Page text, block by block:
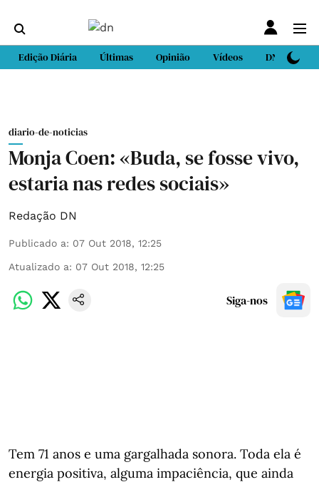
Edição Diária Últimas Opinião Vídeos DN Sport
diario-de-noticias
Monja Coen: «Buda, se fosse vivo,
estaria nas redes sociais»
Redação DN
Publicado a: 07 Out 2018, 12:25
Atualizado a: 07 Out 2018, 12:25
Siga-nos
Tem 71 anos e uma gargalhada sonora. Toda ela é
energia positiva, alguma impaciência, que ainda